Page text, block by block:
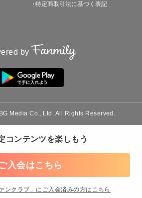
コンテンツを楽しもう
入会はこちら
ンクラブ 」にご入会済みの方はこちら
特定商取引法に基づく表記
by
Media Co., Ltd. All Rights Reserved.